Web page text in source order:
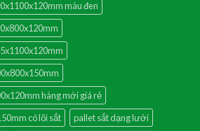
màu đen
hàng mới giá rẻ
có lõi sắt
pallet sắt dạng lưới